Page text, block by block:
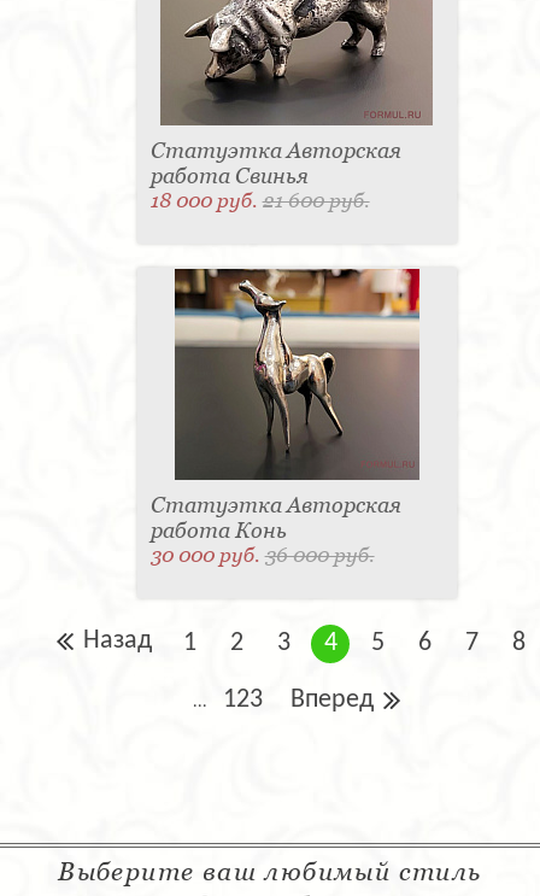
Статуэтка Авторская
работа Свинья
18 000 руб.21 600 руб.
Статуэтка Авторская
работа Конь
30 000 руб.36 000 руб.
Назад 1 2 3 4 5 6 7 8
... 123 Вперед
Выберите ваш любимый стиль